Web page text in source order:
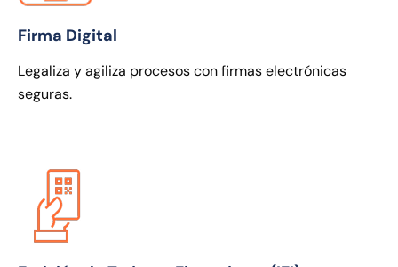
Firma Digital
Legaliza y agiliza procesos con firmas electrónicas
seguras.